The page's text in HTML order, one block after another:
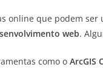
online que podem
web.
como o ArcGIS